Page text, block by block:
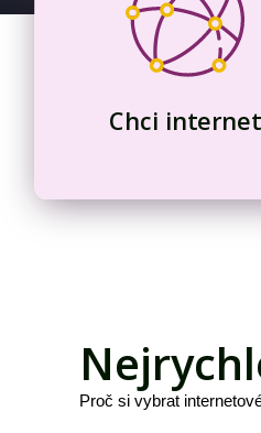
Chci internet
Proč si vybrat